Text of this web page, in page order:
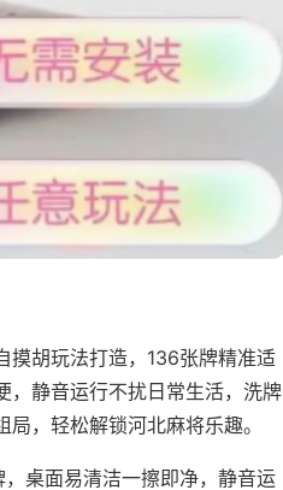
摸胡玩法打造，136张牌精准适
，静音运行不扰日常生活，洗牌
，轻松解锁河北麻将乐趣。
桌面易清洁一擦即净，静音运